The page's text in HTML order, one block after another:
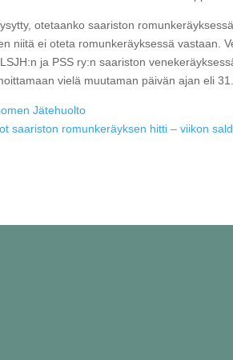
otetaanko saariston
niitä ei oteta romunkeräyksessä vastaan.
ja PSS ry:n saariston
vielä muutaman päivän ajan eli
Jätehuolto
saariston romunkeräyksen hitti – viikon